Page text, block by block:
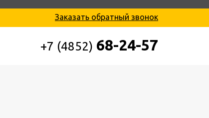
Заказать обратный звонок
+7 (4852) 68-24-57